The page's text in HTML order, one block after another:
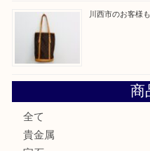
伊丹市で化粧